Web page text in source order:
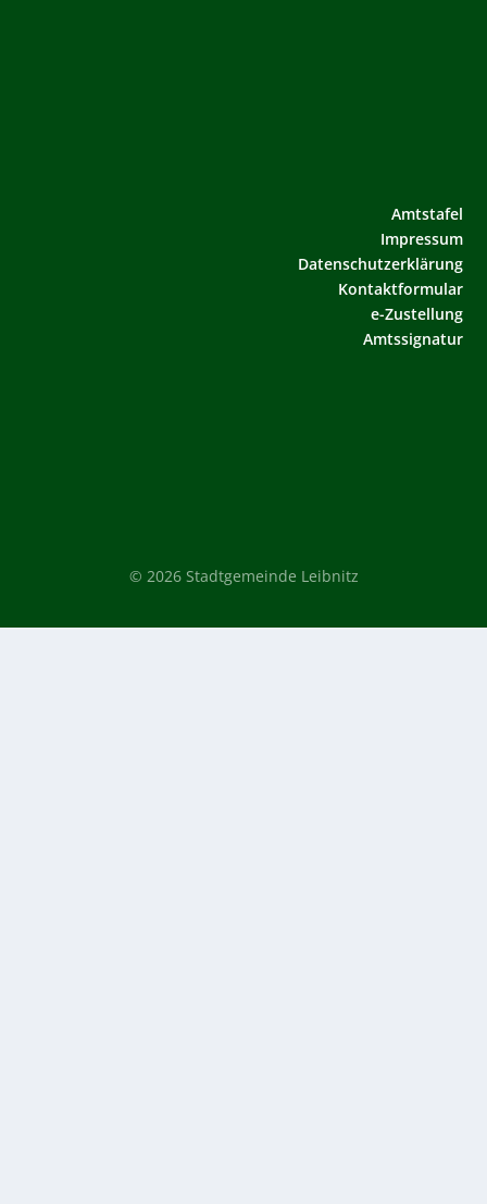
Amtstafel
Impressum
Datenschutzerklärung
Kontaktformular
e-Zustellung
Amtssignatur
© 2026 Stadtgemeinde Leibnitz